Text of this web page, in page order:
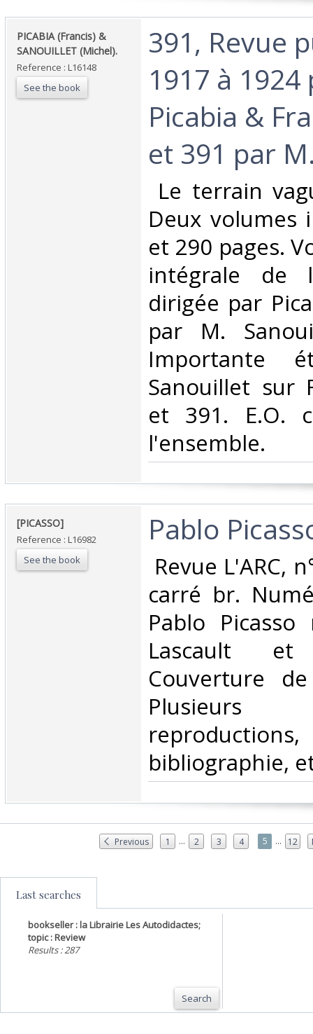
‎PICABIA (Francis) &
SANOUILLET (Michel).‎
Reference : L16148
See the book
‎391, Revue
1917 à 1924
Picabia &
et 391 par
Le terrain
Deux volumes
et 290 pages.
intégrale de
dirigée par
par M.
Importante
Sanouillet sur
et 391. E.O.
l'ensemble.‎
‎[PICASSO]‎
Reference : L16982
See the book
‎Pablo
Revue L'ARC,
carré br.
Pablo
Lascault
Couverture
Plusieurs
bibliographie,
Previous 1 ... 2 3 4 5 ... 12
Last searches
bookseller : la Librairie Les Autodidactes;
topic : Review
Results : 287
Search